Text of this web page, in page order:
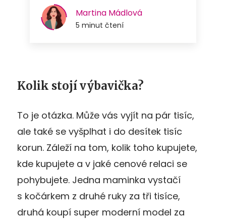
Kolik stojí výbavička?
To je otázka. Může vás vyjít na pár tisíc,
ale také se vyšplhat i do desítek tisíc
korun. Záleží na tom, kolik toho kupujete,
kde kupujete a v jaké cenové relaci se
pohybujete. Jedna maminka vystačí
s kočárkem z druhé ruky za tři tisíce,
druhá koupí super moderní model za